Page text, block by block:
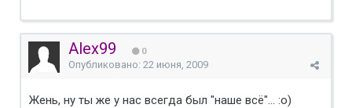
Alex99 0
Опубликовано: 22 июня, 2009
Жень, ну ты же у нас всегда был "наше всё"... :о)